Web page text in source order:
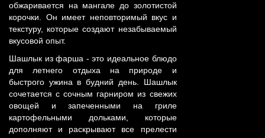
обжаривается на мангале до золотистой
корочки. Он имеет неповторимый вкус и
текстуру, которые создают незабываемый
вкусовой опыт.
Шашлык из фарша - это идеальное блюдо
для летнего отдыха на природе и
быстрого ужина в будний день. Шашлык
сочетается с сочным гарниром из свежих
овощей и запеченными на гриле
картофельными дольками, которые
дополняют и раскрывают все прелести